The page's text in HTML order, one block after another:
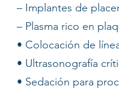
– Implantes de
– Plasma rico en
• Colocación de
• Ultrasonografía
• Sedación para